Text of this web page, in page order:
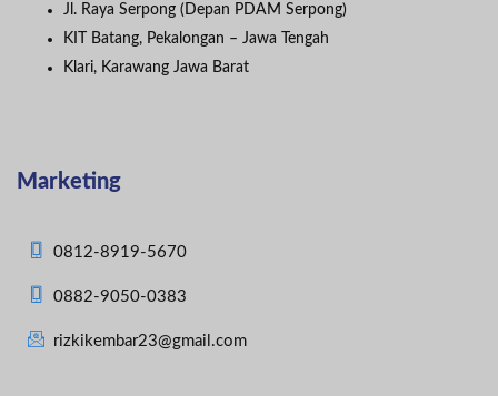
Jl. Raya Serpong (Depan PDAM Serpong)
KIT Batang, Pekalongan – Jawa Tengah
Klari, Karawang Jawa Barat
Marketing
0812-8919-5670
0882-9050-0383
rizkikembar23@gmail.com